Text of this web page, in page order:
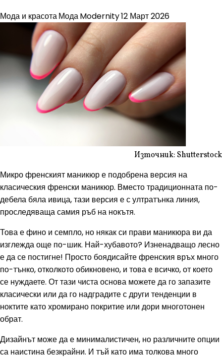
Мода и красотаМодаModernity12 Март 2026
Източник: Shutterstock
Микро френският маникюр е подобрена версия на
класическия френски маникюр. Вместо традиционната по-
дебела бяла ивица, тази версия е с ултратънка линия,
проследяваща самия ръб на нокътя.
Това е фино и семпло, но някак си прави маникюра ви да
изглежда още по-шик. Най-хубавото? Изненадващо лесно
е да се постигне! Просто боядисайте френския връх много
по-тънко, отколкото обикновено, и това е всичко, от което
се нуждаете. От тази чиста основа можете да го запазите
класически или да го надградите с други тенденции в
ноктите като хромирано покритие или дори многотонен
обрат.
Дизайнът може да е минималистичен, но различните опции
са наистина безкрайни. И тъй като има толкова много